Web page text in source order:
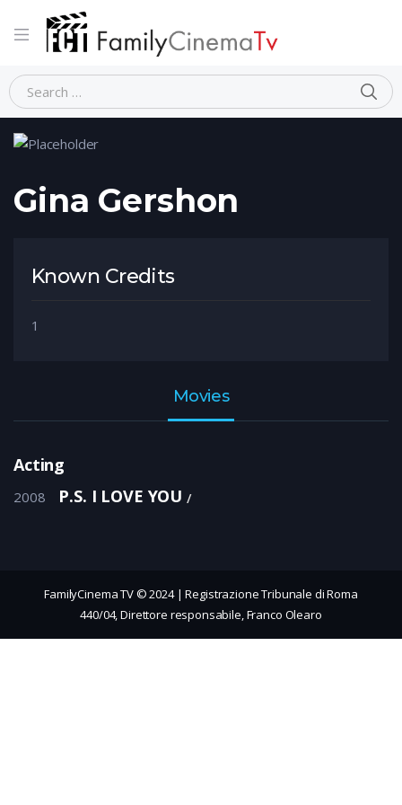
Home Person Gina Gershon
Gina Gershon
Known Credits
1
Movies
Acting
2008 P.S. I LOVE YOU
FamilyCinema TV © 2024 | Registrazione Tribunale di Roma
440/04, Direttore responsabile, Franco Olearo